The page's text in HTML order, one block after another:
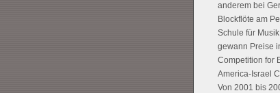
anderem bei
Blockflöte am
Schule für
gewann Preise
Competition for
America-Israel
Von 2001 bis